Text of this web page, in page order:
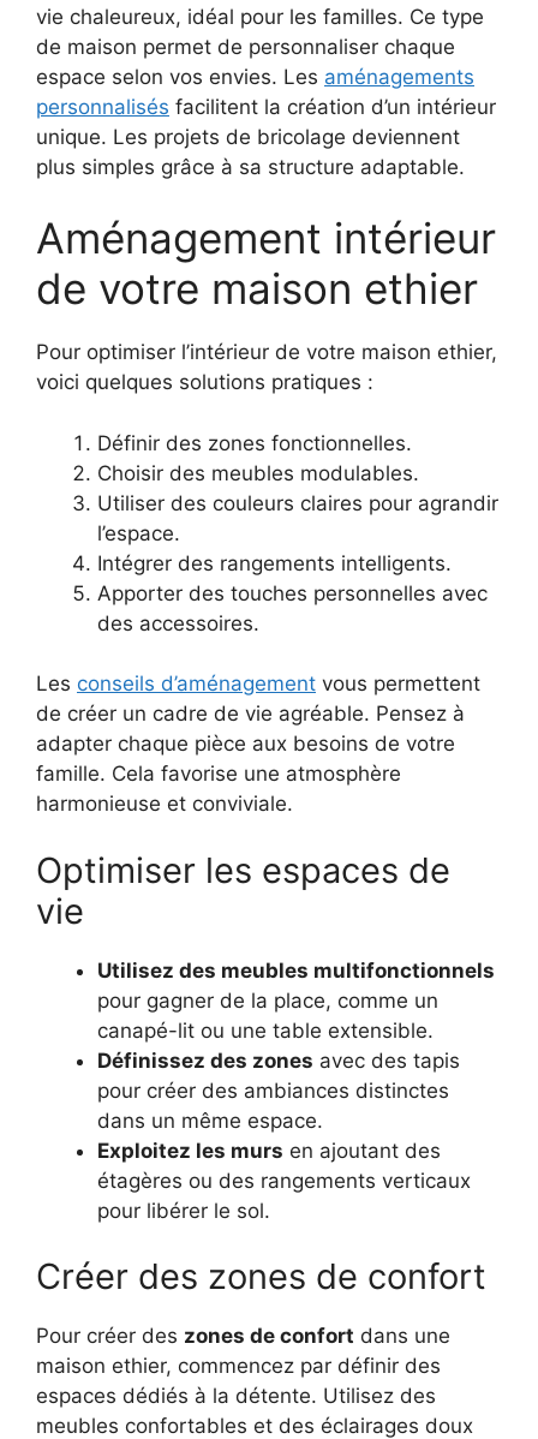
vie chaleureux, idéal pour les familles. Ce type
de maison permet de personnaliser chaque
espace selon vos envies. Les aménagements
personnalisés facilitent la création d’un intérieur
unique. Les projets de bricolage deviennent
plus simples grâce à sa structure adaptable.
Aménagement intérieur
de votre maison ethier
Pour optimiser l’intérieur de votre maison ethier,
voici quelques solutions pratiques :
Définir des zones fonctionnelles.
Choisir des meubles modulables.
Utiliser des couleurs claires pour agrandir
l’espace.
Intégrer des rangements intelligents.
Apporter des touches personnelles avec
des accessoires.
Les conseils d’aménagement vous permettent
de créer un cadre de vie agréable. Pensez à
adapter chaque pièce aux besoins de votre
famille. Cela favorise une atmosphère
harmonieuse et conviviale.
Optimiser les espaces de
vie
Utilisez des meubles multifonctionnels
pour gagner de la place, comme un
canapé-lit ou une table extensible.
Définissez des zones avec des tapis
pour créer des ambiances distinctes
dans un même espace.
Exploitez les murs en ajoutant des
étagères ou des rangements verticaux
pour libérer le sol.
Créer des zones de confort
Pour créer des zones de confort dans une
maison ethier, commencez par définir des
espaces dédiés à la détente. Utilisez des
meubles confortables et des éclairages doux